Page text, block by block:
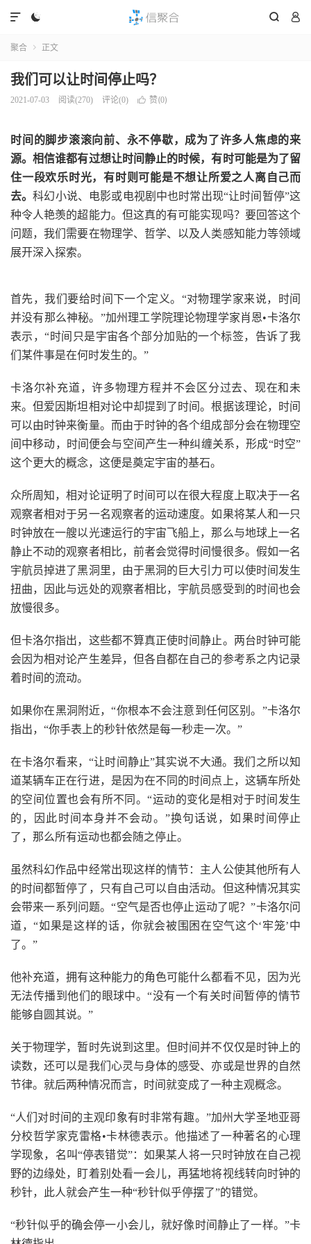
  

聚合  正文
我们可以让时间停止吗？
2021-07-03 阅读(270) 评论(0)  赞(0)
时间的脚步滚滚向前、永不停歇，成为了许多人焦虑的来
源。相信谁都有过想让时间静止的时候，有时可能是为了留
住一段欢乐时光，有时则可能是不想让所爱之人离自己而
去。科幻小说、电影或电视剧中也时常出现“让时间暂停”这
种令人艳羡的超能力。但这真的有可能实现吗？要回答这个
问题，我们需要在物理学、哲学、以及人类感知能力等领域
展开深入探索。
首先，我们要给时间下一个定义。“对物理学家来说，时间
并没有那么神秘。”加州理工学院理论物理学家肖恩•卡洛尔
表示，“时间只是宇宙各个部分加贴的一个标签，告诉了我
们某件事是在何时发生的。”
卡洛尔补充道，许多物理方程并不会区分过去、现在和未
来。但爱因斯坦相对论中却提到了时间。根据该理论，时间
可以由时钟来衡量。而由于时钟的各个组成部分会在物理空
间中移动，时间便会与空间产生一种纠缠关系，形成“时空”
这个更大的概念，这便是奠定宇宙的基石。
众所周知，相对论证明了时间可以在很大程度上取决于一名
观察者相对于另一名观察者的运动速度。如果将某人和一只
时钟放在一艘以光速运行的宇宙飞船上，那么与地球上一名
静止不动的观察者相比，前者会觉得时间慢很多。假如一名
宇航员掉进了黑洞里，由于黑洞的巨大引力可以使时间发生
扭曲，因此与远处的观察者相比，宇航员感受到的时间也会
放慢很多。
但卡洛尔指出，这些都不算真正使时间静止。两台时钟可能
会因为相对论产生差异，但各自都在自己的参考系之内记录
着时间的流动。
如果你在黑洞附近，“你根本不会注意到任何区别。”卡洛尔
指出，“你手表上的秒针依然是每一秒走一次。”
在卡洛尔看来，“让时间静止”其实说不大通。我们之所以知
道某辆车正在行进，是因为在不同的时间点上，这辆车所处
的空间位置也会有所不同。“运动的变化是相对于时间发生
的，因此时间本身并不会动。”换句话说，如果时间停止
了，那么所有运动也都会随之停止。
虽然科幻作品中经常出现这样的情节：主人公使其他所有人
的时间都暂停了，只有自己可以自由活动。但这种情况其实
会带来一系列问题。“空气是否也停止运动了呢？”卡洛尔问
道，“如果是这样的话，你就会被围困在空气这个‘牢笼’中
了。”
他补充道，拥有这种能力的角色可能什么都看不见，因为光
无法传播到他们的眼球中。“没有一个有关时间暂停的情节
能够自圆其说。”
关于物理学，暂时先说到这里。但时间并不仅仅是时钟上的
读数，还可以是我们心灵与身体的感受、亦或是世界的自然
节律。就后两种情况而言，时间就变成了一种主观概念。
“人们对时间的主观印象有时非常有趣。”加州大学圣地亚哥
分校哲学家克雷格•卡林德表示。他描述了一种著名的心理
学现象，名叫“停表错觉”：如果某人将一只时钟放在自己视
野的边缘处，盯着别处看一会儿，再猛地将视线转向时钟的
秒针，此人就会产生一种“秒针似乎停摆了”的错觉。
“秒针似乎的确会停一小会儿，就好像时间静止了一样。”卡